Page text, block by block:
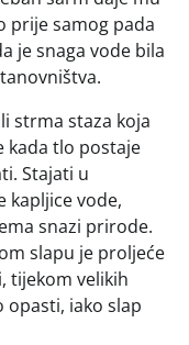
prije samog pada
je snaga vode bila
strma staza koja
kada tlo postaje
Stajati u
kapljice vode,
snazi prirode.
slapu je proljeće
tijekom velikih
opasti, iako slap